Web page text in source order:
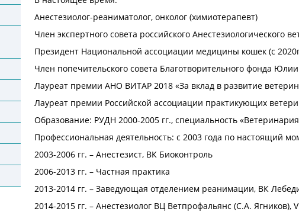
Анестезиолог-реаниматолог, онколог (химиотерапевт)
Член экспертного совета российского Анестезиологического
Президент Национальной ассоциации медицины кошек (с
Член попечительского совета Благотворительного фонда
Лауреат премии АНО ВИТАР 2018 «За вклад в развитие
Лауреат премии Российской ассоциации практикующих
Образование: РУДН 2000-2005 гг., специальность
Профессиональная деятельность: с 2003 года по настоящий
2003-2006 гг. – Анестезист, ВК Биоконтроль
2006-2013 гг. – Частная практика
2013-2014 гг. – Заведующая отделением реанимации, ВК
2014-2015 гг. – Анестезиолог ВЦ Ветпрофальянс (С.А. Ягников),